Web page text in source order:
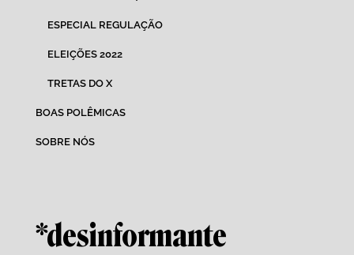
ESPECIAL REGULAÇÃO
ELEIÇÕES 2022
TRETAS DO X
BOAS POLÊMICAS
SOBRE NÓS
*desinformante